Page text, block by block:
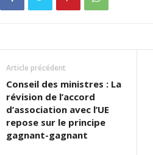
Article précédent
Conseil des ministres : La
révision de l’accord
d’association avec l’UE
repose sur le principe
gagnant-gagnant